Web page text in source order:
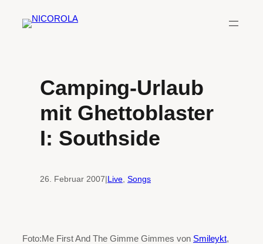
Inhalt
Camping-Urlaub
mit Ghettoblaster
I: Southside
26. Februar 2007|Live Songs
Foto:Me First And The Gimme Gimmes von Smileykt,